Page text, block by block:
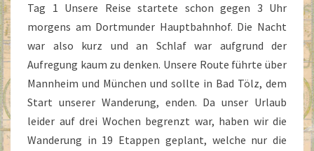
Tag 1 Unsere Reise startete schon gegen 3 Uhr
morgens am Dortmunder Hauptbahnhof. Die Nacht
war also kurz und an Schlaf war aufgrund der
Aufregung kaum zu denken. Unsere Route führte über
Mannheim und München und sollte in Bad Tölz, dem
Start unserer Wanderung, enden. Da unser Urlaub
leider auf drei Wochen begrenzt war, haben wir die
Wanderung in 19 Etappen geplant, welche nur die